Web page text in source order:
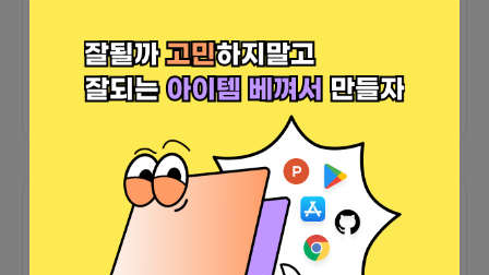
업하실 수 있으실거에요!내부 갈등 없고 평화로운 분
위기 속에서 진행하고 있습니다:-)자신이 맡은 분야
외에 참여하고 싶은 부분에 대해서 자유롭게 참여하
실 수 있습니다.2년 이상의 경력이 있는 분이면 무조
건 환영입니다:)부족하다고 생각되더라도 공부하면
서 해보고 싶은 분들도 환영입니다!
외부 연동 정보가 없습니다
함께한 사람들이 남긴 말
커피챗 프로챗